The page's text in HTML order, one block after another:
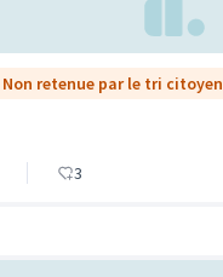
Non retenue par le tri citoyen
3